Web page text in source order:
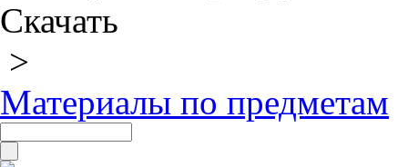
Скачать
>
Материалы по предметам